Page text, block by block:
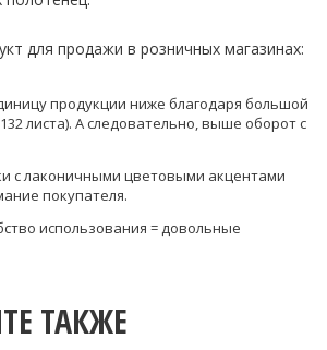
для продажи в розничных магазинах:
продукции ниже благодаря большой
листа). А следовательно, выше оборот с
с лаконичными цветовыми акцентами
покупателя.
использования = довольные
ТАКЖЕ